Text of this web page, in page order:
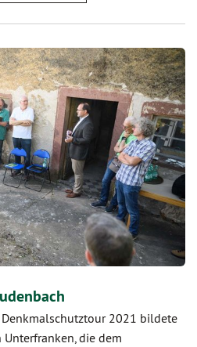
Denkmalschutztour 2021 bildete
die dem